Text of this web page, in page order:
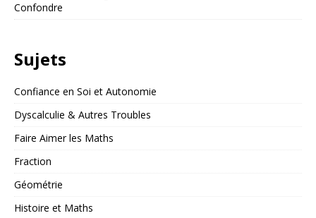
Confondre
Sujets
Confiance en Soi et Autonomie
Dyscalculie & Autres Troubles
Faire Aimer les Maths
Fraction
Géométrie
Histoire et Maths